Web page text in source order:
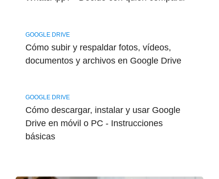
GOOGLE DRIVE
Cómo subir y respaldar fotos, vídeos,
documentos y archivos en Google Drive
GOOGLE DRIVE
Cómo descargar, instalar y usar Google
Drive en móvil o PC - Instrucciones
básicas